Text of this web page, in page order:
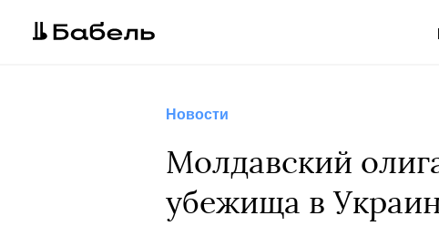
Новости
Молдавский
убежища в